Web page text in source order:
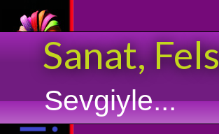
Sanat,
Sevgiyle...